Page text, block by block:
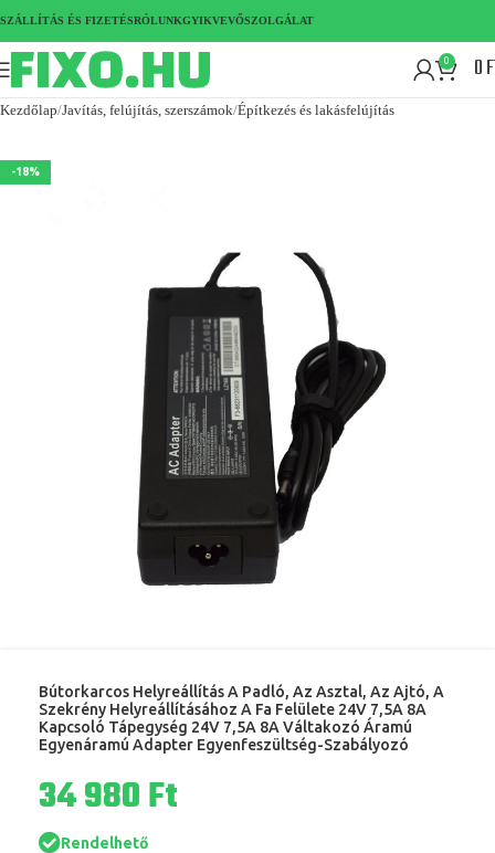
SZÁLLÍTÁS ÉS FIZETÉSRÓLUNKGYIKVEVŐSZOLGÁLAT
0 0
Kezdőlap Javítás, felújítás, szerszámok Építkezés és lakásfelújítás
-18%
Bútorkarcos Helyreállítás A Padló, Az Asztal, Az Ajtó, A
Szekrény Helyreállításához A Fa Felülete 24V 7,5A 8A
Kapcsoló Tápegység 24V 7,5A 8A Váltakozó Áramú
Egyenáramú Adapter Egyenfeszültség-Szabályozó
Ft
Rendelhető